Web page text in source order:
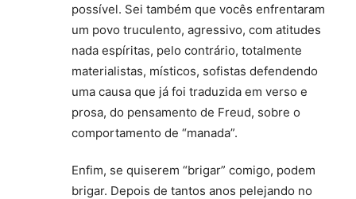
possível. Sei também que vocês enfrentaram
um povo truculento, agressivo, com atitudes
nada espíritas, pelo contrário, totalmente
materialistas, místicos, sofistas defendendo
uma causa que já foi traduzida em verso e
prosa, do pensamento de Freud, sobre o
comportamento de “manada”.
Enfim, se quiserem “brigar” comigo, podem
brigar. Depois de tantos anos pelejando no